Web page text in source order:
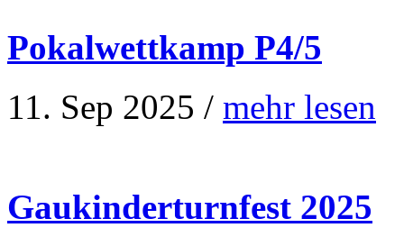
Pokalwettkamp P4/5
11. Sep 2025 / mehr lesen
Gaukinderturnfest 2025